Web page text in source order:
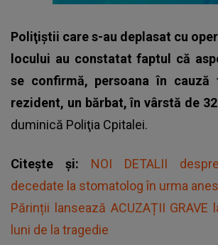
Poliţiştii care s-au deplasat cu
locului au constatat faptul că
se confirmă, persoana în
rezident, un bărbat, în vârstă de 32
duminică Poliţia Cpitalei.
Citește și: NOI DETALII
decedate la stomatolog în urma
Părinții lansează ACUZAȚII
luni de la tragedie